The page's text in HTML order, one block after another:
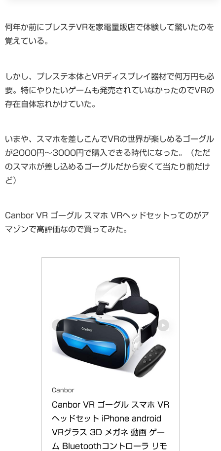
何年か前にプレステVRを家電量販店で体験して驚いたのを
覚えている。
しかし、プレステ本体とVRディスプレイ器材で何万円も必
要。特にやりたいゲームも発売されていなかったのでVRの
存在自体忘れかけていた。
いまや、スマホを差しこんでVRの世界が楽しめるゴーグル
が2000円～3000円で購入できる時代になった。（ただ
のスマホが差し込めるゴーグルだから安くて当たり前だけ
ど）
Canbor VR ゴーグル スマホ VRヘッドセットってのがア
マゾンで高評価なので買ってみた。
Canbor
Canbor VR ゴーグル スマホ VR
ヘッドセット iPhone android
VRグラス 3D メガネ 動画 ゲー
ム Bluetoothコントローラ リモ